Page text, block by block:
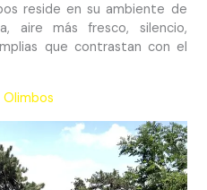
reside en su ambiente de
aire más fresco, silencio,
que contrastan con el